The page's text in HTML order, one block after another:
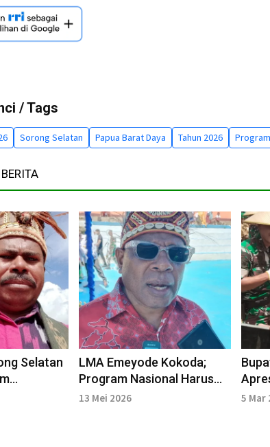
/ Tags
Sorong Selatan Papua Barat Daya Tahun 2026
BERITA
Selatan
LMA Emeyode Kokoda;
Program Nasional Harus
Perhatikan Kepentingan
13 Mei 2026 5 Mar